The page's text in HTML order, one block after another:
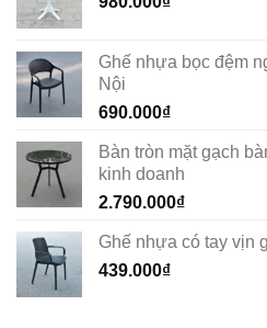
Ghế nhựa bọc đệm
Nội
690.000₫
Bàn tròn mặt gạch
kinh doanh
2.790.000₫
Ghế nhựa có tay vịn
439.000₫